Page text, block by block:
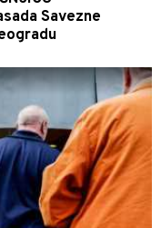
Savezne